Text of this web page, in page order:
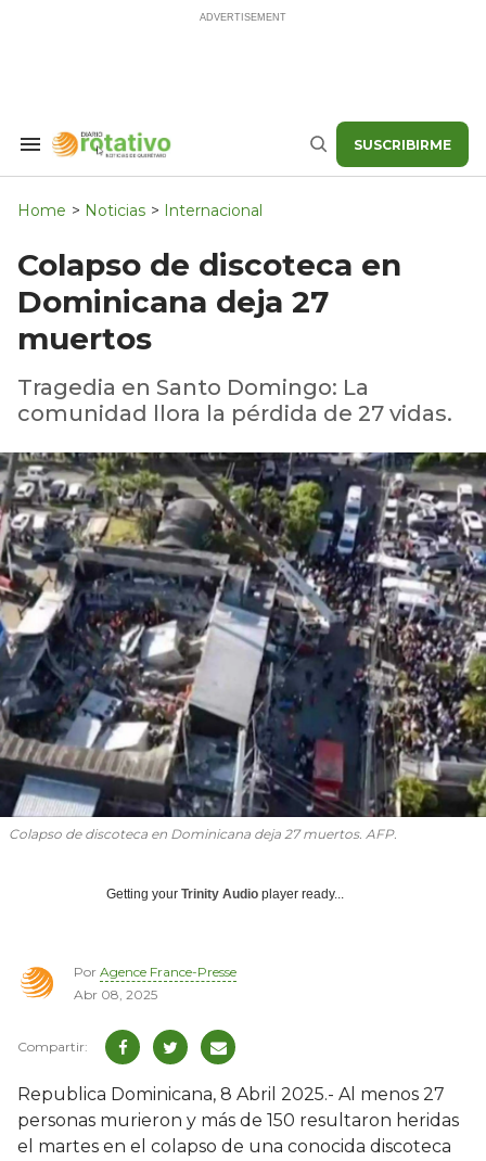
Search
Navigation
Buscar SUSCRIBIRME
Home > Noticias > Internacional
Colapso de discoteca en
Dominicana deja 27
muertos
Tragedia en Santo Domingo: La
comunidad llora la pérdida de 27 vidas.
Colapso de discoteca en Dominicana deja 27 muertos. AFP.
Getting your Trinity Audio player ready...
Por Agence France-Presse
Abr 08, 2025
Republica Dominicana, 8 Abril 2025.- Al menos 27
personas murieron y más de 150 resultaron heridas
el martes en el colapso de una conocida discoteca